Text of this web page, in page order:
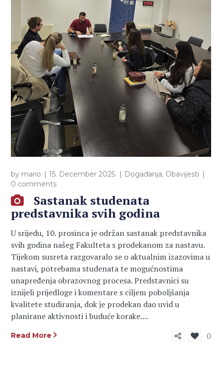
by mario 15. December 2025. Događanja, Obavijesti
0 comments
Sastanak studenata
predstavnika svih godina
U srijedu, 10. prosinca je održan sastanak predstavnika
svih godina našeg Fakulteta s prodekanom za nastavu.
Tijekom susreta razgovaralo se o aktualnim izazovima u
nastavi, potrebama studenata te mogućnostima
unapređenja obrazovnog procesa. Predstavnici su
iznijeli prijedloge i komentare s ciljem poboljšanja
kvalitete studiranja, dok je prodekan dao uvid u
planirane aktivnosti i buduće korake....
Read More 0